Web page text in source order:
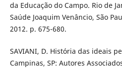
da Educação do Campo. Rio de
Saúde Joaquim Venâncio, São
2012. p. 675-680.
SAVIANI, D. História das ideais
Campinas, SP: Autores